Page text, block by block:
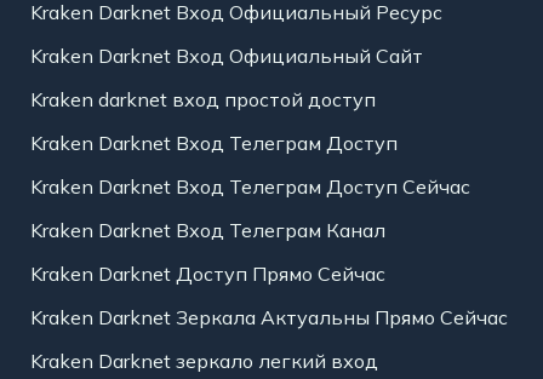
Kraken Darknet Вход Официальный Ресурс
Kraken Darknet Вход Официальный Сайт
Kraken darknet вход простой доступ
Kraken Darknet Вход Телеграм Доступ
Kraken Darknet Вход Телеграм Доступ Сейчас
Kraken Darknet Вход Телеграм Канал
Kraken Darknet Доступ Прямо Сейчас
Kraken Darknet Зеркала Актуальны Прямо Сейчас
Kraken Darknet зеркало легкий вход